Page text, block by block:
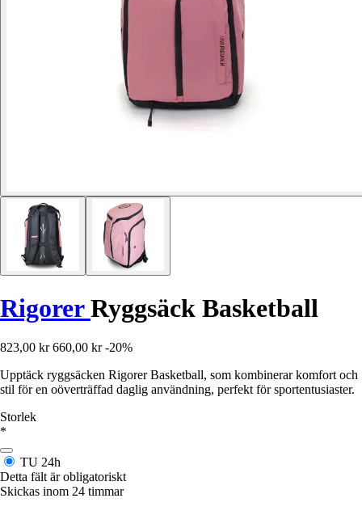
RigorerRyggsäck Basketball
823,00 kr 660,00 kr -20%
Upptäck ryggsäcken Rigorer Basketball, som kombinerar komfort och
stil för en oöverträffad daglig användning, perfekt för sportentusiaster.
Storlek
*
TU 24h
Detta fält är obligatoriskt
Skickas inom 24 timmar